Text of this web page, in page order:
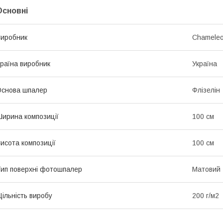
виробник Україна
шпалер Флізелін
композиції 100 см
композиції 100 см
поверхні фотошпалер Матовий
виробу 200 г/м2